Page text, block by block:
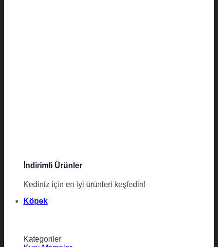
İndirimli Ürünler
Kediniz için en iyi ürünleri keşfedin!
Köpek
Kategoriler